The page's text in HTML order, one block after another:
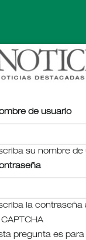
de usuario
su nombre de
la contraseña
CAPTCHA
pregunta es